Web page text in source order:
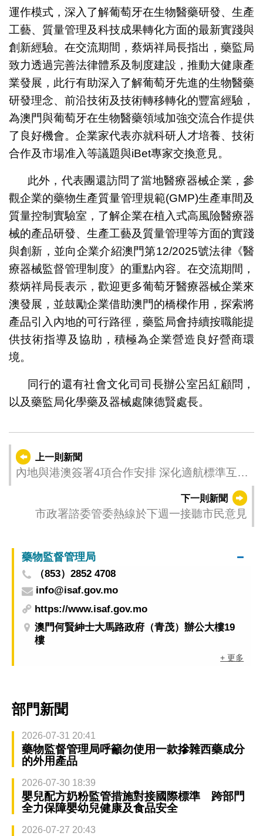
運作模式，深入了解葡萄牙在生物醫藥研發、生產
工藝、質量管理及科技成果轉化方面的最新實踐與
創新經驗。在交流期間，蔡炳祥局長指出，藥監局
致力透過完善法律體系及制度建設，推動大健康產
業發展，此行有助深入了解葡萄牙先進的生物醫藥
研發理念、前沿技術及技術轉移轉化的豐富經驗，
為澳門與葡萄牙在生物醫藥領域加強交流合作提供
了良好機會。企業家代表亦就科研人才培養、技術
合作及市場准入等議題與iBet專家交換意見。
此外，代表團還訪問了當地醫療器械企業，參
觀企業的藥物生產質量管理規範(GMP)生產車間及
質量控制實驗室，了解企業在植入式高風險醫療器
械的產品研發、生產工藝及質量管理等方面的實踐
與創新，並向企業介紹澳門第12/2025號法律《醫
療器械監督管理制度》的重點內容。在交流期間，
蔡炳祥局長表示，歡迎更多葡萄牙醫療器械企業來
澳發展，並鼓勵企業借助澳門的橋樑作用，探索將
產品引入內地的可行路徑，藥監局會持續按職能提
供技術指導及協助，積極為企業營造良好營商環
境。
同行的還有社會文化司司長辦公室呂紅顧問，
以及藥監局化學藥及器械處陳德賢處長。
上一則新聞
內地與港澳簽署4項合作安排 深化適航標準互認
下一則新聞
市政署諮委管委熱線於下週一接聽市民意見
藥物監督管理局
（853）2852 4708
info@isaf.gov.mo
https://www.isaf.gov.mo
澳門何賢紳士大馬路政府（青茂）辦公大樓19
樓
+ 更多
部門新聞
2026-07-31 20:41
藥物監督管理局呼籲勿使用一款摻雜西藥成分
的外用產品
2026-07-30 18:39
嬰兒配方奶粉監管措施對接國際標準 跨部門
全力保障嬰幼兒健康及食品安全
2026-07-27 20:43